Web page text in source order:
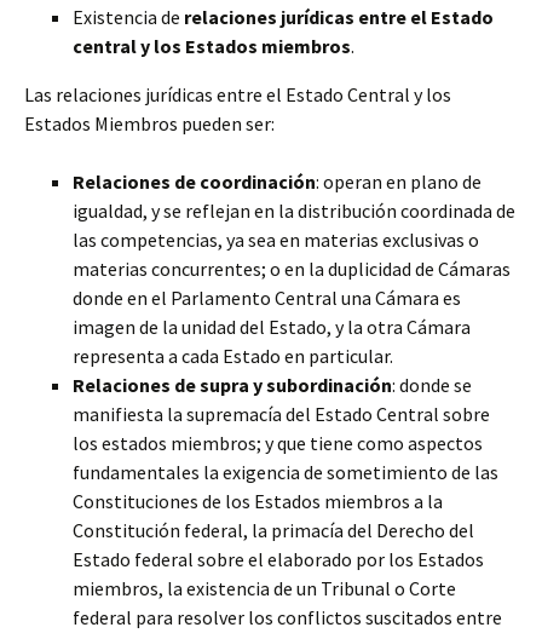
Existencia de relaciones jurídicas entre el Estado
central y los Estados miembros.
Las relaciones jurídicas entre el Estado Central y los
Estados Miembros pueden ser:
Relaciones de coordinación: operan en plano de
igualdad, y se reflejan en la distribución coordinada de
las competencias, ya sea en materias exclusivas o
materias concurrentes; o en la duplicidad de Cámaras
donde en el Parlamento Central una Cámara es
imagen de la unidad del Estado, y la otra Cámara
representa a cada Estado en particular.
Relaciones de supra y subordinación: donde se
manifiesta la supremacía del Estado Central sobre
los estados miembros; y que tiene como aspectos
fundamentales la exigencia de sometimiento de las
Constituciones de los Estados miembros a la
Constitución federal, la primacía del Derecho del
Estado federal sobre el elaborado por los Estados
miembros, la existencia de un Tribunal o Corte
federal para resolver los conflictos suscitados entre